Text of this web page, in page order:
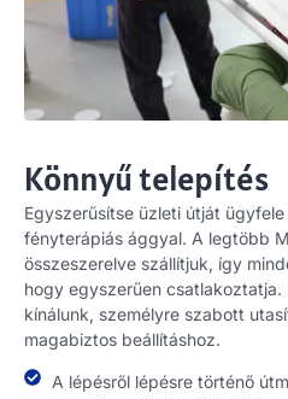
Könnyű telepítés
Egyszerűsítse üzleti útját
fényterápiás ággyal. A legtöbb
összeszerelve szállítjuk, így
hogy egyszerűen csatlakoztatja.
kínálunk, személyre szabott
magabiztos beállításhoz.
A lépésről lépésre történő